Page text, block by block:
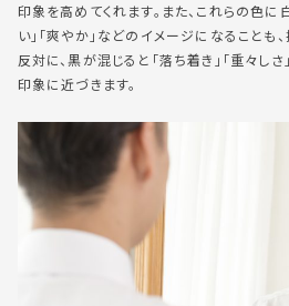
印象を高めてくれます。また、これらの色に
い」「爽やか」などのイメージになることも
反対に、黒が混じると「落ち着き」「重々し
印象に近づきます。